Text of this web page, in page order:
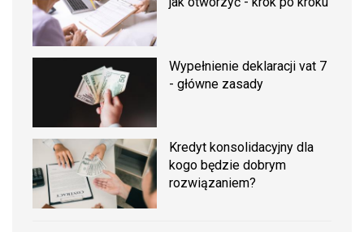
Wypełnienie deklaracji vat 7
- główne zasady
Kredyt konsolidacyjny dla
kogo będzie dobrym
rozwiązaniem?